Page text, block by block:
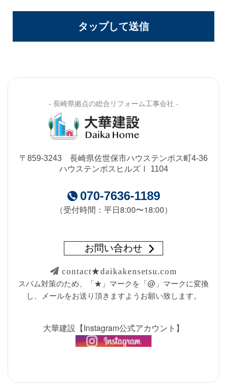
- 長崎県拠点の総合リフォーム工事会社 -
〒859-3243 長崎県佐世保市ハウステンボス町4-36
ハウステンボスヒルズⅠ 1104
070-7636-1189
（受付時間：平日8:00〜18:00）
お問い合わせ
contact★daikakensetsu.com
スパム対策のため、「★」マークを「@」マークに変換
し、メールをお送り頂きますようお願い致します。
大華建設【Instagram公式アカウント】